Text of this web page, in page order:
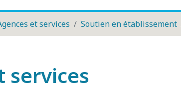
et services Soutien en établissement
services